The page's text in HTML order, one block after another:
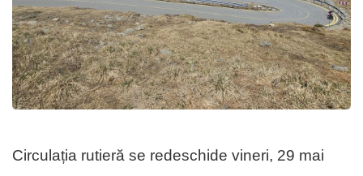
Circulația rutieră se redeschide vineri, 29 mai